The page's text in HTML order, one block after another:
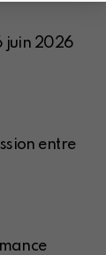
juin 2026
entre